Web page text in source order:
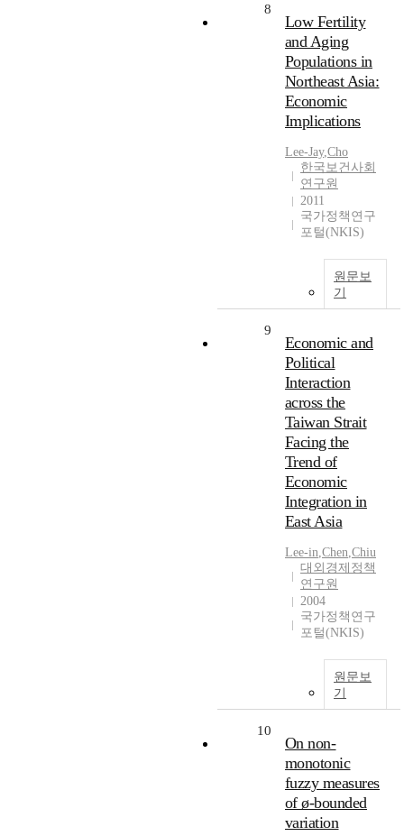
8
Low Fertility
and Aging
Populations in
Northeast Asia:
Economic
Implications
Lee-Jay,Cho
한국보건사회
연구원
2011
국가정책연구
포털(NKIS)
원문보
기
9
Economic and
Political
Interaction
across the
Taiwan Strait
Facing the
Trend of
Economic
Integration in
East Asia
Lee-in,Chen,Chiu
대외경제정책
연구원
2004
국가정책연구
포털(NKIS)
원문보
기
10
On non-
monotonic
fuzzy measures
of ø-bounded
variation